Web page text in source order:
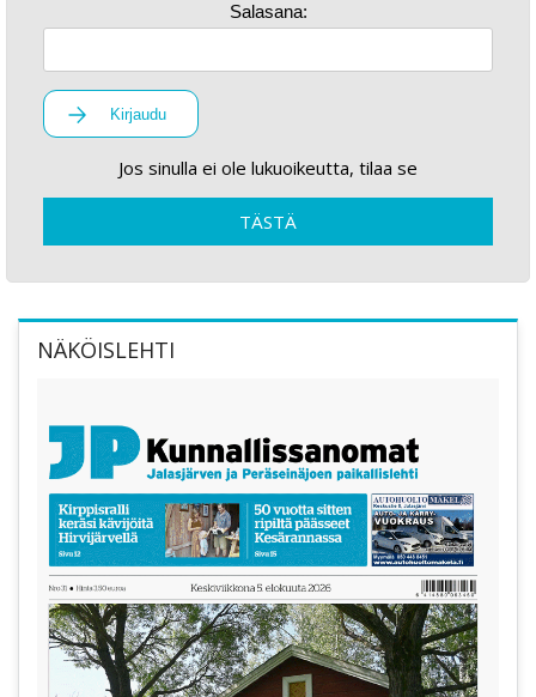
Salasana:
Kirjaudu
Jos sinulla ei ole lukuoikeutta, tilaa se
TÄSTÄ
NÄKÖISLEHTI